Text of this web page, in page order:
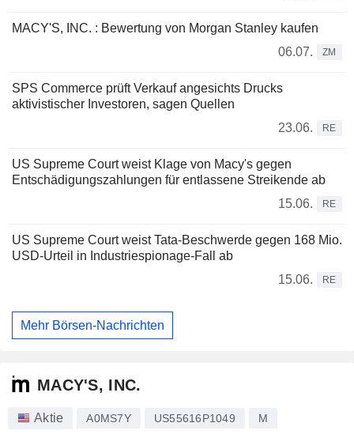
MACY'S, INC. : Bewertung von Morgan Stanley kaufen
06.07.
ZM
SPS Commerce prüft Verkauf angesichts Drucks
aktivistischer Investoren, sagen Quellen
23.06.
RE
US Supreme Court weist Klage von Macy's gegen
Entschädigungszahlungen für entlassene Streikende ab
15.06.
RE
US Supreme Court weist Tata-Beschwerde gegen 168 Mio.
USD-Urteil in Industriespionage-Fall ab
15.06.
RE
Mehr Börsen-Nachrichten
MACY'S, INC.
Aktie A0MS7Y US55616P1049 M